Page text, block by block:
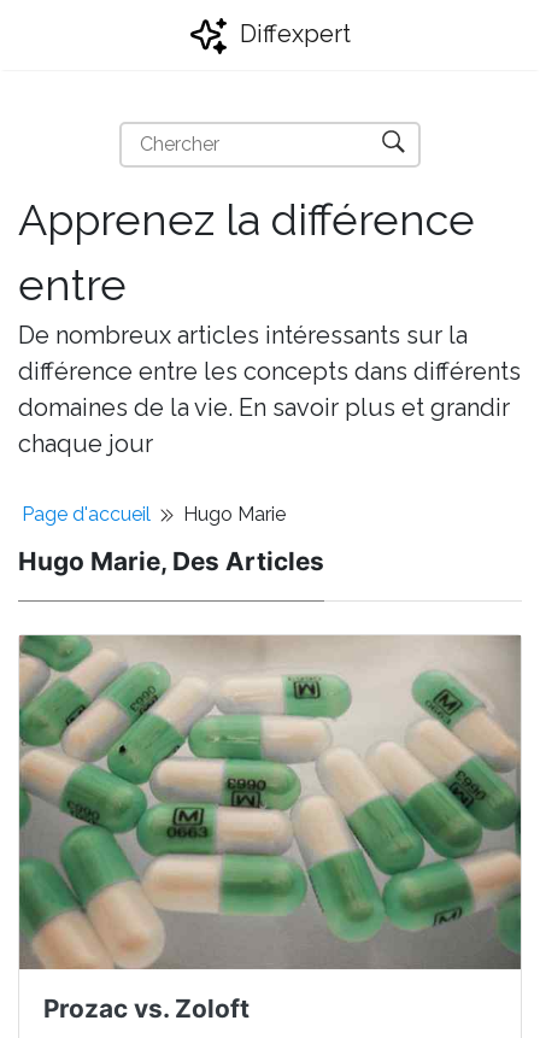
Diffexpert
Apprenez la différence
entre
De nombreux articles intéressants sur la
différence entre les concepts dans différents
domaines de la vie. En savoir plus et grandir
chaque jour
Page d'accueil Hugo Marie
Hugo Marie, Des Articles
Prozac vs. Zoloft